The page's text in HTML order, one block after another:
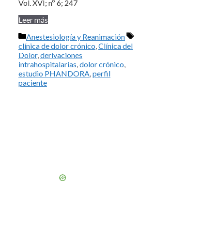
Vol. XVI; nº 6; 247
Leer más
Categorías
Anestesiología y Reanimación
Etiquetas
clínica de dolor crónico,Clínica del
Dolor,derivaciones
intrahospitalarias,dolor crónico,
estudio PHANDORA,perfil
paciente